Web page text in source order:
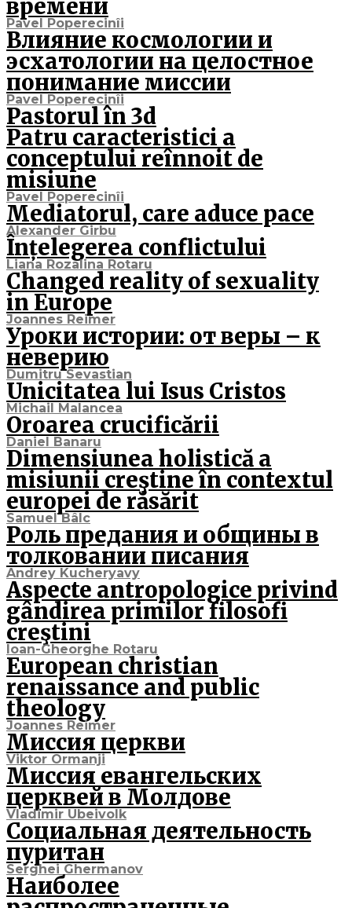
времени
Pavel Poperecinîi
Влияние космологии и
эсхатологии на целостное
понимание миссии
Pavel Poperecinîi
Pastorul în 3d
Patru caracteristici a
conceptului reînnoit de
misiune
Pavel Poperecinîi
Mediatorul, care aduce pace
Alexander Girbu
Înțelegerea conflictului
Liana Rozalina Rotaru
Changed reality of sexuality
in Europe
Joannes Reimer
Уроки истории: от веры – к
неверию
Dumitru Sevastian
Unicitatea lui Isus Cristos
Michail Malancea
Oroarea crucificării
Daniel Banaru
Dimensiunea holistică a
misiunii creştine în contextul
europei de răsărit
Samuel Bâlc
Роль предания и общины в
толковании писания
Andrey Kucheryavy
Aspecte antropologice privind
gândirea primilor filosofi
creştini
Ioan-Gheorghe Rotaru
European christian
renaissance and public
theology
Joannes Reimer
Миссия церкви
Viktor Ormanji
Миссия евангельских
церквей в Молдове
Vladimir Ubeivolk
Социальная деятельность
пуритан
Serghei Ghermanov
Наиболее